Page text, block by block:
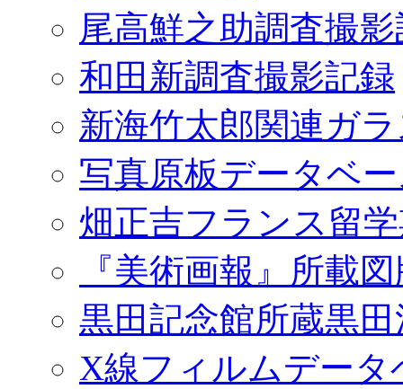
尾高鮮之助調査撮
和田新調査撮影記録
新海竹太郎関連ガ
写真原板データベ
畑正吉フランス留
『美術画報』所載
黒田記念館所蔵黒
X線フィルムデータ